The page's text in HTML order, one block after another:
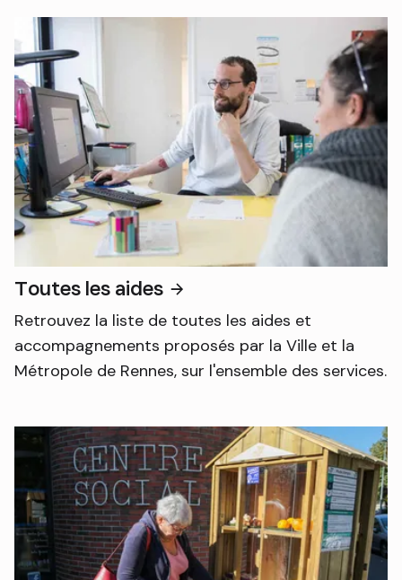
Toutes les aides
Retrouvez la liste de toutes les aides et
accompagnements proposés par la Ville et la
Métropole de Rennes, sur l'ensemble des services.